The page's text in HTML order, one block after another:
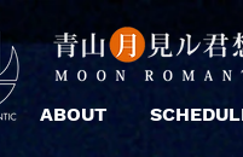
ABOUT